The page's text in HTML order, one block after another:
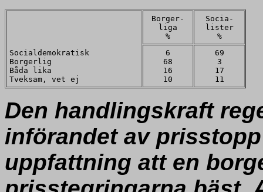
Socialdemokratisk
Borgerlig
Båda lika
Tveksam, vet ej
Borger-
liga
%
Socia-
lister
%
6
68
16
10
69
3
17
11
Den handlingskraft
införandet av
uppfattning att en